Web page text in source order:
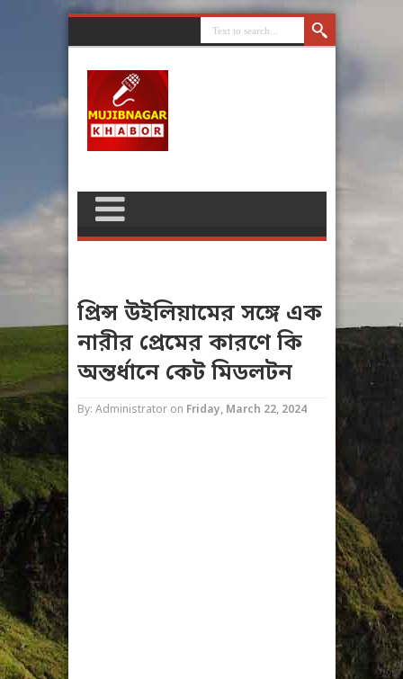
প্রিন্স উইলিয়ামের সঙ্গে এক
নারীর প্রেমের কারণে কি
অন্তর্ধানে কেট মিডলটন
By: Administrator on Friday, March 22, 2024